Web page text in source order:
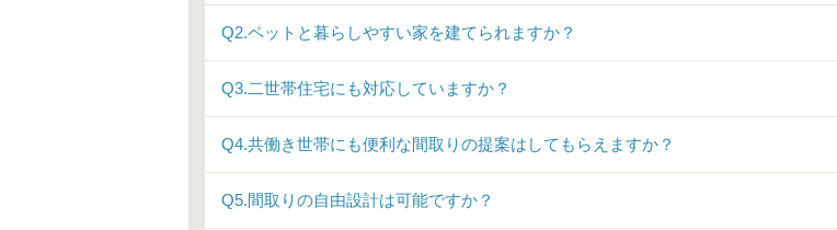
Q2.ペットと暮らしやすい家を建てられますか？
Q3.二世帯住宅にも対応していますか？
Q4.共働き世帯にも便利な間取りの提案はしてもらえますか？
Q5.間取りの自由設計は可能ですか？